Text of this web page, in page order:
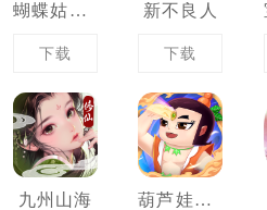
蝴蝶姑娘之花花世界
下载
新不良人
下载
九州山海 葫芦娃奇幻世界